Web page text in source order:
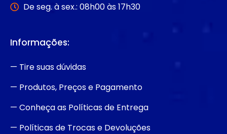
De seg. à sex.: 08h00 às 17h30
Informações:
— Tire suas dúvidas
— Produtos, Preços e Pagamento
— Conheça as Políticas de Entrega
— Políticas de Trocas e Devoluções